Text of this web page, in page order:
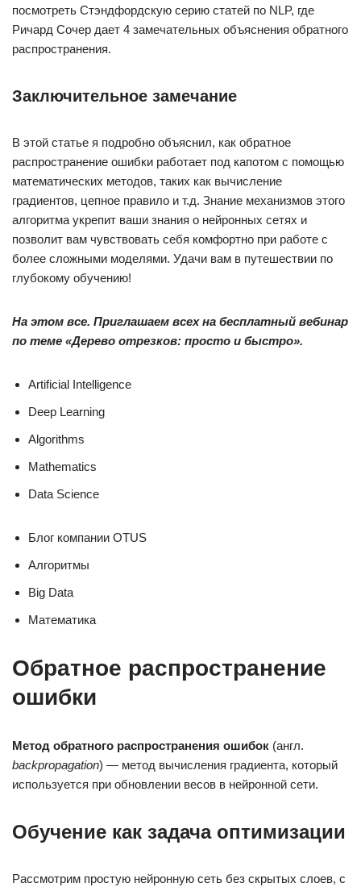
посмотреть Стэндфордскую серию статей по NLP, где
Ричард Сочер дает 4 замечательных объяснения обратного
распространения.
Заключительное замечание
В этой статье я подробно объяснил, как обратное
распространение ошибки работает под капотом с помощью
математических методов, таких как вычисление
градиентов, цепное правило и т.д. Знание механизмов этого
алгоритма укрепит ваши знания о нейронных сетях и
позволит вам чувствовать себя комфортно при работе с
более сложными моделями. Удачи вам в путешествии по
глубокому обучению!
На этом все. Приглашаем всех на бесплатный вебинар
по теме «Дерево отрезков: просто и быстро».
Artificial Intelligence
Deep Learning
Algorithms
Mathematics
Data Science
Блог компании OTUS
Алгоритмы
Big Data
Математика
Обратное распространение
ошибки
Метод обратного распространения ошибок (англ.
backpropagation) — метод вычисления градиента, который
используется при обновлении весов в нейронной сети.
Обучение как задача оптимизации
Рассмотрим простую нейронную сеть без скрытых слоев, с